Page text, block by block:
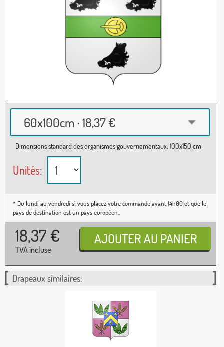
60x100cm · 18,37 €
Dimensions standard des organismes gouvernementaux: 100x150 cm
Unités:
* Du lundi au vendredi si vous placez votre commande avant 14h00 et que le
pays de destination est un pays européen..
18,37 €
TVA incluse
Drapeaux similaires: